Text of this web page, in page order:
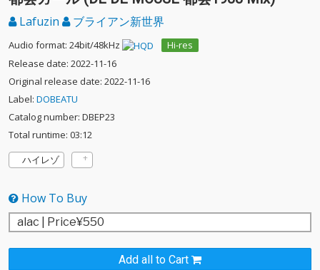
Lafuzin ブライアン新世界
Audio format: 24bit/48kHz
Hi-res
Release date: 2022-11-16
Original release date: 2022-11-16
Label: DOBEATU
Catalog number: DBEP23
Total runtime: 03:12
ハイレゾ
How To Buy
Add all to Cart